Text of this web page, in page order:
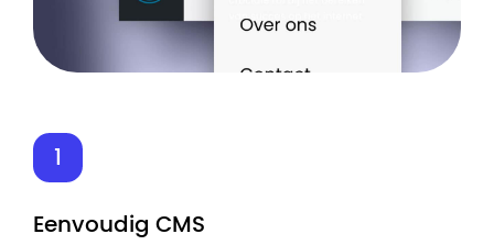
Eenvoudig CMS